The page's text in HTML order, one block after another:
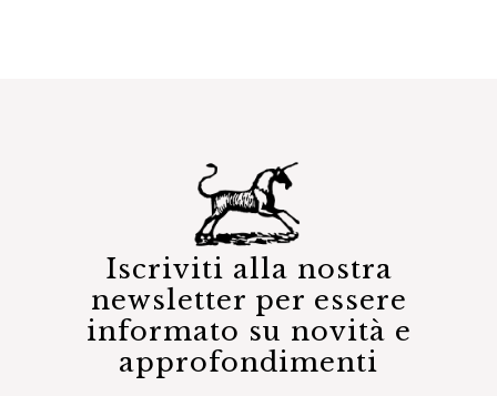
Iscriviti alla nostra
newsletter per essere
informato su novità e
approfondimenti